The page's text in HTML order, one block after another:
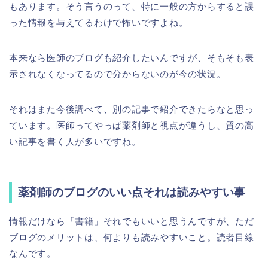
もあります。そう言うのって、特に一般の方からすると誤
った情報を与えてるわけで怖いですよね。
本来なら医師のブログも紹介したいんですが、そもそも表
示されなくなってるので分からないのが今の状況。
それはまた今後調べて、別の記事で紹介できたらなと思っ
ています。医師ってやっぱ薬剤師と視点が違うし、質の高
い記事を書く人が多いですね。
薬剤師のブログのいい点それは読みやすい事
情報だけなら「書籍」それでもいいと思うんですが、ただ
ブログのメリットは、何よりも読みやすいこと。読者目線
なんです。